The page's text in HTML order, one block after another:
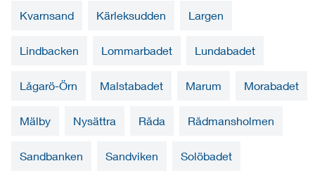
Kvarnsand Kärleksudden Largen
Lindbacken Lommarbadet Lundabadet
Lågarö-Örn Malstabadet Marum Morabadet
Mälby Nysättra Råda Rådmansholmen
Sandbanken Sandviken Solöbadet